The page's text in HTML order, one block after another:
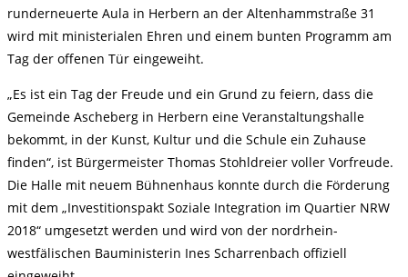
runderneuerte Aula in Herbern an der Altenhammstraße 31
wird mit ministerialen Ehren und einem bunten Programm am
Tag der offenen Tür eingeweiht.
„Es ist ein Tag der Freude und ein Grund zu feiern, dass die
Gemeinde Ascheberg in Herbern eine Veranstaltungshalle
bekommt, in der Kunst, Kultur und die Schule ein Zuhause
finden“, ist Bürgermeister Thomas Stohldreier voller Vorfreude.
Die Halle mit neuem Bühnenhaus konnte durch die Förderung
mit dem „Investitionspakt Soziale Integration im Quartier NRW
2018“ umgesetzt werden und wird von der nordrhein-
westfälischen Bauministerin Ines Scharrenbach offiziell